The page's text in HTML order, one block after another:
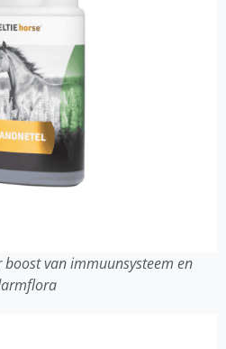
boost van immuunsysteem en